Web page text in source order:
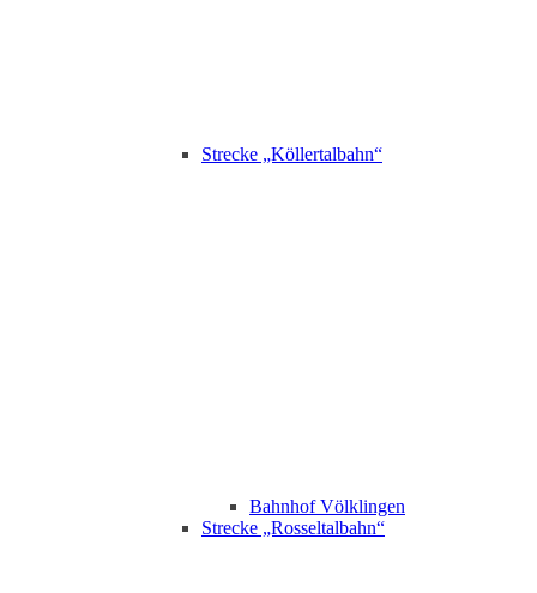
Strecke „Köllertalbahn“
Bahnhof Völklingen
Strecke „Rosseltalbahn“